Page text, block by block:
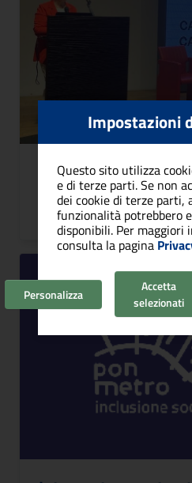
Agenzia sociale per
VAI AL PROGETTO
Impostazioni
Questo sito utilizza
e di terze parti. Se non
dei cookie di terze parti,
funzionalità potrebbero
disponibili. Per maggiori
consulta la pagina
Personalizza
Accetta
selezionati